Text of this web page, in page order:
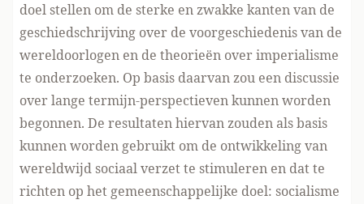
doel stellen om de sterke en zwakke kanten van de
geschiedschrijving over de voorgeschiedenis van de
wereldoorlogen en de theorieën over imperialisme
te onderzoeken. Op basis daarvan zou een discussie
over lange termijn-perspectieven kunnen worden
begonnen. De resultaten hiervan zouden als basis
kunnen worden gebruikt om de ontwikkeling van
wereldwijd sociaal verzet te stimuleren en dat te
richten op het gemeenschappelijke doel: socialisme